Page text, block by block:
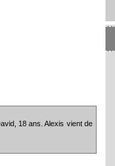
18 ans. Alexis vient de